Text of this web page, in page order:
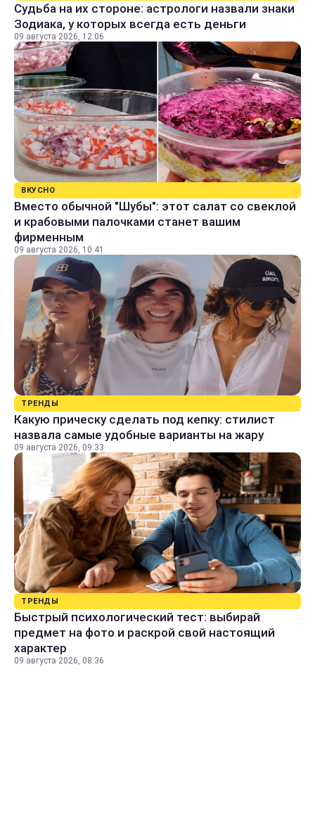
Судьба на их стороне: астрологи назвали знаки
Зодиака, у которых всегда есть деньги
09 августа 2026, 12:06
ВКУСНО
Вместо обычной "Шубы": этот салат со свеклой
и крабовыми палочками станет вашим
фирменным
09 августа 2026, 10:41
ТРЕНДЫ
Какую прическу сделать под кепку: стилист
назвала самые удобные варианты на жару
09 августа 2026, 09:33
ТРЕНДЫ
Быстрый психологический тест: выбирай
предмет на фото и раскрой свой настоящий
характер
09 августа 2026, 08:36